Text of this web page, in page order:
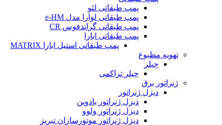
پمپ طبقاتی لئو
پمپ طبقاتی لوارا مدل e-HM
پمپ طبقاتی گراندفوس CR
پمپ طبقاتی ابارا
پمپ طبقاتی استیل ابارا MATRIX
تهویه مطبوع
چیلر
چیلر تراکمی
ژنراتور برق
دیزل ژنراتور
دیزل ژنراتور بادوین
دیزل ژنراتور ولوو
دیزل ژنراتور موتورسازان تبریز